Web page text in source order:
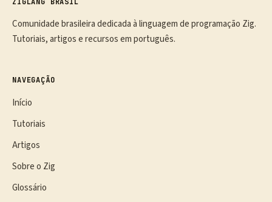
Comunidade brasileira dedicada à linguagem de programação Zig.
Tutoriais, artigos e recursos em português.
NAVEGAÇÃO
Início
Tutoriais
Artigos
Sobre o Zig
Glossário